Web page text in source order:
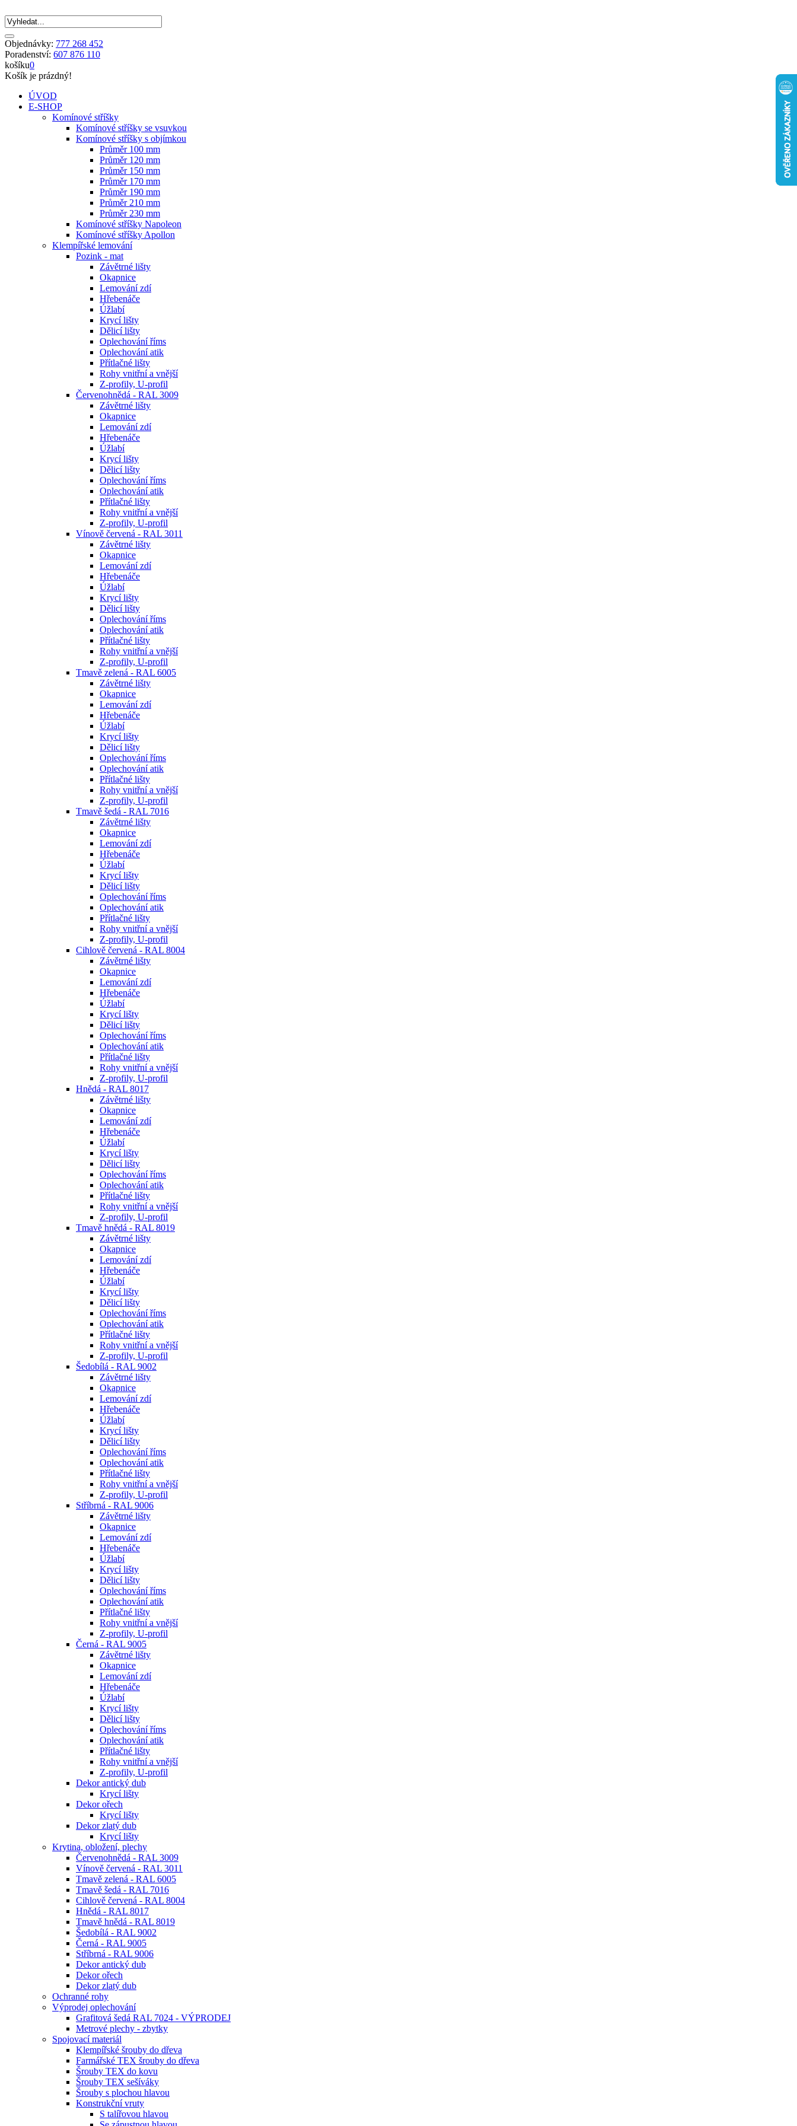
Objednávky: 777 268 452
Poradenství: 607 876 110
košíku0
Košík je prázdný!
ÚVOD
E-SHOP
Komínové stříšky
Komínové stříšky se vsuvkou
Komínové stříšky s objímkou
Průměr 100 mm
Průměr 120 mm
Průměr 150 mm
Průměr 170 mm
Průměr 190 mm
Průměr 210 mm
Průměr 230 mm
Komínové stříšky Napoleon
Komínové stříšky Apollon
Klempířské lemování
Pozink - mat
Závětrné lišty
Okapnice
Lemování zdí
Hřebenáče
Úžlabí
Krycí lišty
Dělicí lišty
Oplechování říms
Oplechování atik
Přítlačné lišty
Rohy vnitřní a vnější
Z-profily, U-profil
Červenohnědá - RAL 3009
Závětrné lišty
Okapnice
Lemování zdí
Hřebenáče
Úžlabí
Krycí lišty
Dělicí lišty
Oplechování říms
Oplechování atik
Přítlačné lišty
Rohy vnitřní a vnější
Z-profily, U-profil
Vínově červená - RAL 3011
Závětrné lišty
Okapnice
Lemování zdí
Hřebenáče
Úžlabí
Krycí lišty
Dělicí lišty
Oplechování říms
Oplechování atik
Přítlačné lišty
Rohy vnitřní a vnější
Z-profily, U-profil
Tmavě zelená - RAL 6005
Závětrné lišty
Okapnice
Lemování zdí
Hřebenáče
Úžlabí
Krycí lišty
Dělicí lišty
Oplechování říms
Oplechování atik
Přítlačné lišty
Rohy vnitřní a vnější
Z-profily, U-profil
Tmavě šedá - RAL 7016
Závětrné lišty
Okapnice
Lemování zdí
Hřebenáče
Úžlabí
Krycí lišty
Dělicí lišty
Oplechování říms
Oplechování atik
Přítlačné lišty
Rohy vnitřní a vnější
Z-profily, U-profil
Cihlově červená - RAL 8004
Závětrné lišty
Okapnice
Lemování zdí
Hřebenáče
Úžlabí
Krycí lišty
Dělicí lišty
Oplechování říms
Oplechování atik
Přítlačné lišty
Rohy vnitřní a vnější
Z-profily, U-profil
Hnědá - RAL 8017
Závětrné lišty
Okapnice
Lemování zdí
Hřebenáče
Úžlabí
Krycí lišty
Dělicí lišty
Oplechování říms
Oplechování atik
Přítlačné lišty
Rohy vnitřní a vnější
Z-profily, U-profil
Tmavě hnědá - RAL 8019
Závětrné lišty
Okapnice
Lemování zdí
Hřebenáče
Úžlabí
Krycí lišty
Dělicí lišty
Oplechování říms
Oplechování atik
Přítlačné lišty
Rohy vnitřní a vnější
Z-profily, U-profil
Šedobílá - RAL 9002
Závětrné lišty
Okapnice
Lemování zdí
Hřebenáče
Úžlabí
Krycí lišty
Dělicí lišty
Oplechování říms
Oplechování atik
Přítlačné lišty
Rohy vnitřní a vnější
Z-profily, U-profil
Stříbrná - RAL 9006
Závětrné lišty
Okapnice
Lemování zdí
Hřebenáče
Úžlabí
Krycí lišty
Dělicí lišty
Oplechování říms
Oplechování atik
Přítlačné lišty
Rohy vnitřní a vnější
Z-profily, U-profil
Černá - RAL 9005
Závětrné lišty
Okapnice
Lemování zdí
Hřebenáče
Úžlabí
Krycí lišty
Dělicí lišty
Oplechování říms
Oplechování atik
Přítlačné lišty
Rohy vnitřní a vnější
Z-profily, U-profil
Dekor antický dub
Krycí lišty
Dekor ořech
Krycí lišty
Dekor zlatý dub
Krycí lišty
Krytina, obložení, plechy
Červenohnědá - RAL 3009
Vínově červená - RAL 3011
Tmavě zelená - RAL 6005
Tmavě šedá - RAL 7016
Cihlově červená - RAL 8004
Hnědá - RAL 8017
Tmavě hnědá - RAL 8019
Šedobílá - RAL 9002
Černá - RAL 9005
Stříbrná - RAL 9006
Dekor antický dub
Dekor ořech
Dekor zlatý dub
Ochranné rohy
Výprodej oplechování
Grafitová šedá RAL 7024 - VÝPRODEJ
Metrové plechy - zbytky
Spojovací materiál
Klempířské šrouby do dřeva
Farmářské TEX šrouby do dřeva
Šrouby TEX do kovu
Šrouby TEX sešíváky
Šrouby s plochou hlavou
Konstrukční vruty
S talířovou hlavou